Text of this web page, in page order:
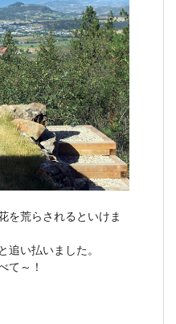
を荒らされるといけま
い払いました。
て～！